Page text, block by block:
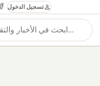
personتسجيل الدخول
بحث